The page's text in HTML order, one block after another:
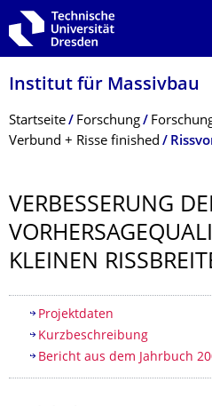
Zur Hauptnavigation springen
Zur Suche springen
Zum Inhalt springen
Institut für Massivbau
Breadcrumb-Menü
Startseite Forschung
Verbund + Risse finished
VERBESSERUNG
KLEINEN
Inhaltsverzeichnis
Projektdaten
Kurzbeschreibung
Bericht aus dem Jahrbuch